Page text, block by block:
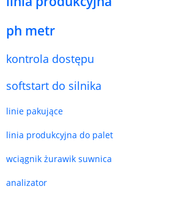
ph metr
kontrola dostępu
softstart do silnika
linie pakujące
linia produkcyjna do palet
wciągnik żurawik suwnica
analizator